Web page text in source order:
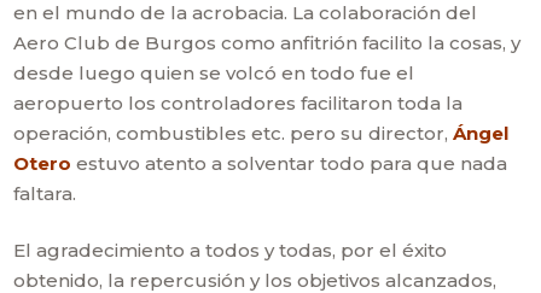
en el mundo de la acrobacia. La colaboración del
Aero Club de Burgos como anfitrión facilito la cosas, y
desde luego quien se volcó en todo fue el
aeropuerto los controladores facilitaron toda la
operación, combustibles etc. pero su director,Ángel
Otero estuvo atento a solventar todo para que nada
faltara.
El agradecimiento a todos y todas, por el éxito
obtenido, la repercusión y los objetivos alcanzados,